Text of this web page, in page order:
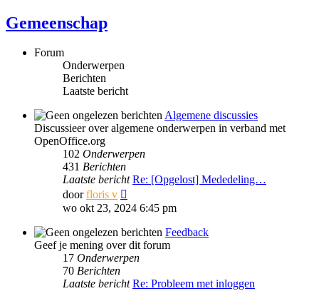
Gemeenschap
Forum
Onderwerpen
Berichten
Laatste bericht
Algemene discussies
Discussieer over algemene onderwerpen in verband met
OpenOffice.org
102 Onderwerpen
431 Berichten
Laatste bericht Re: [Opgelost] Mededeling…
doorfloris v
laatste
wo okt 23, 2024 6:45 pm
Feedback
Geef je mening over dit forum
17 Onderwerpen
70 Berichten
Laatste bericht Re: Probleem met inloggen